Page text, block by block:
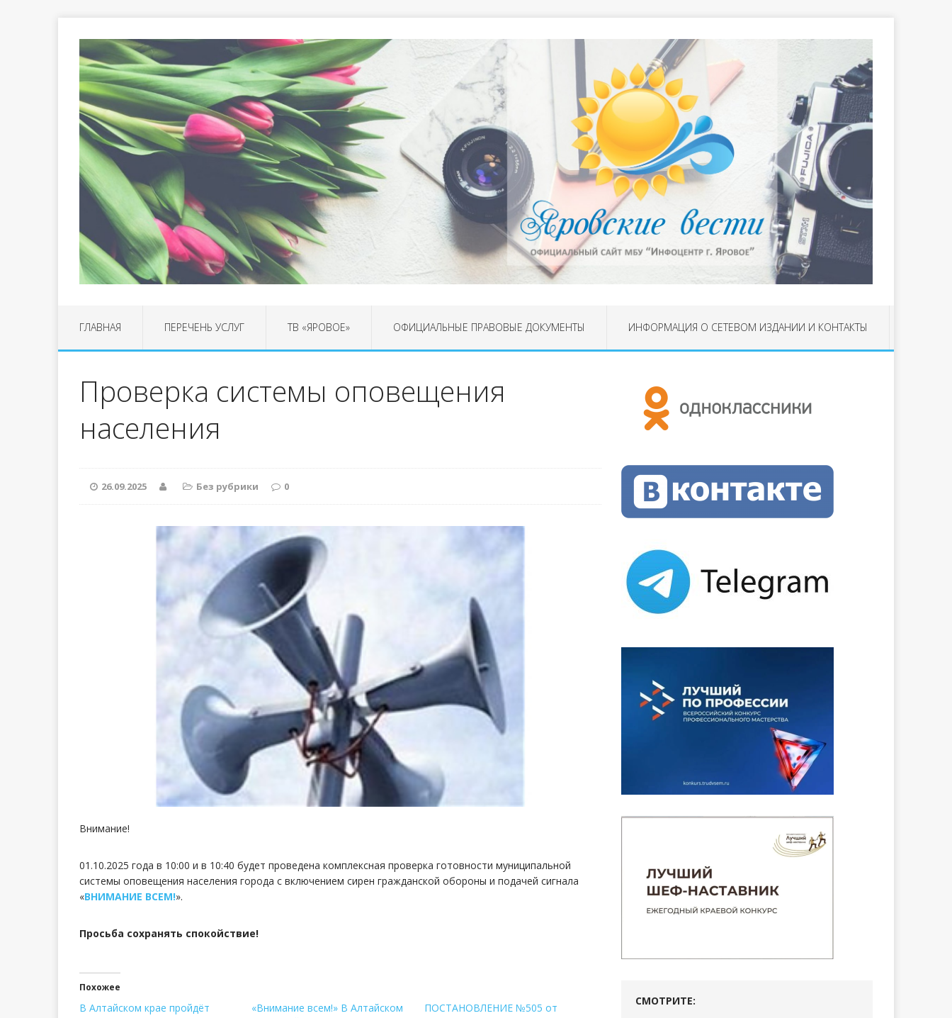
ГЛАВНАЯ ПЕРЕЧЕНЬ УСЛУГ ТВ «ЯРОВОЕ» ОФИЦИАЛЬНЫЕ ПРАВОВЫЕ ДОКУМЕНТЫ ИНФОРМАЦИЯ О СЕТЕВОМ ИЗДАНИИ И КОНТАКТЫ
Проверка системы оповещения
населения
26.09.2025 Без рубрики 0
Внимание!
01.10.2025 года в 10:00 и в 10:40 будет проведена комплексная проверка готовности муниципальной
системы оповещения населения города с включением сирен гражданской обороны и подачей сигнала
«ВНИМАНИЕ ВСЕМ!».
Просьба сохранять спокойствие!
Похожее
В Алтайском крае пройдёт
«Внимание всем!» В Алтайском
ПОСТАНОВЛЕНИЕ №505 от
СМОТРИТЕ: